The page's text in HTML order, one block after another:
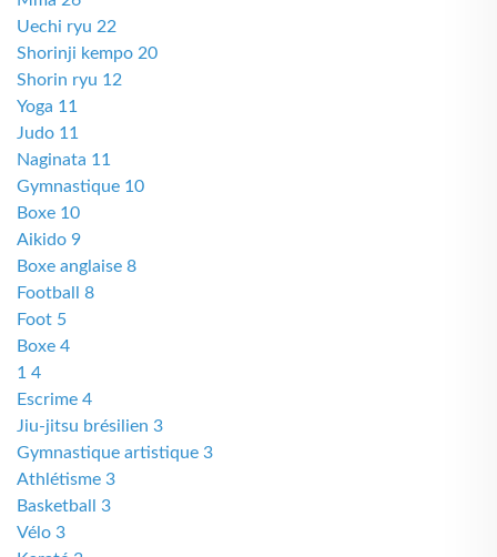
Uechi ryu 22
Shorinji kempo 20
Shorin ryu 12
Yoga 11
Judo 11
Naginata 11
Gymnastique 10
Boxe 10
Aikido 9
Boxe anglaise 8
Football 8
Foot 5
Boxe 4
1 4
Escrime 4
Jiu-jitsu brésilien 3
Gymnastique artistique 3
Athlétisme 3
Basketball 3
Vélo 3